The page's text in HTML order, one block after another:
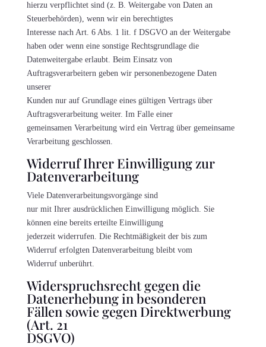
hierzu verpflichtet sind (z. B. Weitergabe von Daten an
Steuerbehörden), wenn wir ein berechtigtes
Interesse nach Art. 6 Abs. 1 lit. f DSGVO an der Weitergabe
haben oder wenn eine sonstige Rechtsgrundlage die
Datenweitergabe erlaubt. Beim Einsatz von
Auftragsverarbeitern geben wir personenbezogene Daten
unserer
Kunden nur auf Grundlage eines gültigen Vertrags über
Auftragsverarbeitung weiter. Im Falle einer
gemeinsamen Verarbeitung wird ein Vertrag über gemeinsame
Verarbeitung geschlossen.
Widerruf Ihrer Einwilligung zur
Datenverarbeitung
Viele Datenverarbeitungsvorgänge sind
nur mit Ihrer ausdrücklichen Einwilligung möglich. Sie
können eine bereits erteilte Einwilligung
jederzeit widerrufen. Die Rechtmäßigkeit der bis zum
Widerruf erfolgten Datenverarbeitung bleibt vom
Widerruf unberührt.
Widerspruchsrecht gegen die
Datenerhebung in besonderen
Fällen sowie gegen Direktwerbung
(Art. 21
DSGVO)